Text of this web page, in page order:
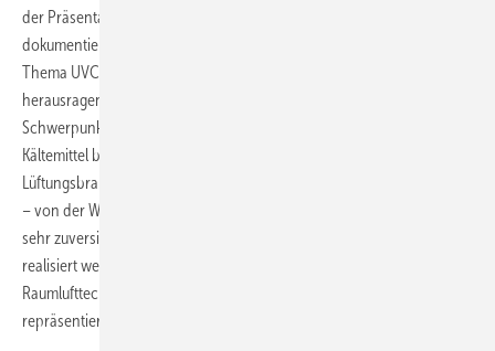
der Präsentation der Kampagne „Ventilatortausch macht’s effizient“
dokumentieren wollen. Und, wie erwähnt, wird sicherlich auch das
Thema UVC-Bestrahlung des Zuluftvolumenstroms im RLT-Gerät ein
herausragendes Messethema werden. Einen weiteren thematischen
Schwerpunkt werden mit Sicherheit die alternativen, natürlichen
Kältemittel bilden. Für mich ist aber wichtig, dass sich die Klima- und
Lüftungsbranche wieder in ihrer gesamten Angebotsbreite präsentiert
– von der Wohnungslüftung bis zur Reinraumtechnik. Und ich bin
sehr zuversichtlich, dass das in der bewährten Form auch wieder
realisiert werden wird. So hatte sich der Herstellerverband
Raumlufttechnische Geräte e. V., der immerhin rund 90 % des Marktes
repräsentiert, klar und öffentlich zu ISH bekannt.